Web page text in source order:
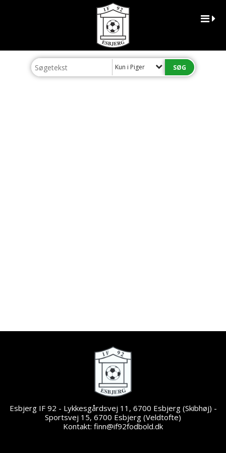
Kun i Piger
Esbjerg IF 92 - Lykkesgårdsvej 11, 6700 Esbjerg (Skibhøj) -
Sportsvej 15, 6700 Esbjerg (Veldtofte)
Kontakt: finn@if92fodbold.dk